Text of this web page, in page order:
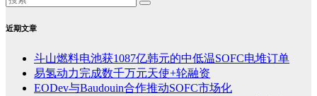
近期文章
斗山燃料电池获1087亿韩元的中低温SOFC电堆订单
易氢动力完成数千万元天使+轮融资
EODev与Baudouin合作推动SOFC市场化